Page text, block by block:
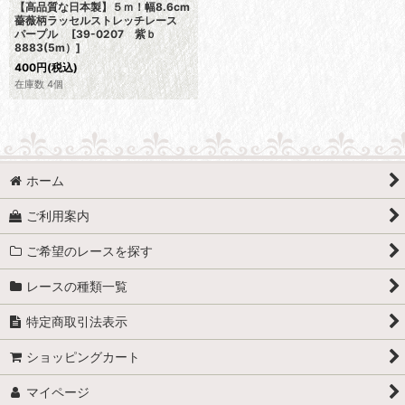
【高品質な日本製】５ｍ！幅8.6cm
薔薇柄ラッセルストレッチレース
パープル [39-0207 紫ｂ
8883(5m）]
400円(税込)
在庫数 4個
ホーム
ご利用案内
ご希望のレースを探す
レースの種類一覧
特定商取引法表示
ショッピングカート
マイページ